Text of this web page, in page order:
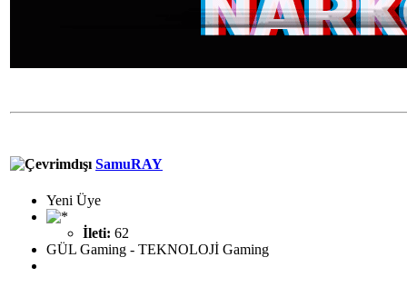
SamuRAY
Yeni Üye
İleti: 62
GÜL Gaming - TEKNOLOJİ Gaming